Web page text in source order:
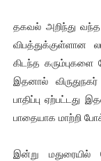
தகவல் அறிந்து வந்த
விபத்துக்குள்ளான
கிடந்த
இதனால்
பாதிப்பு ஏற்பட்டது
பாதையாக மாற்றி
இன்று மதுரையில்